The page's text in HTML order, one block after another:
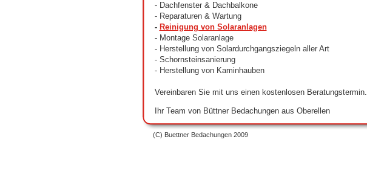
- Dachfenster & Dachbalkone
- Reparaturen & Wartung
- Reinigung von Solaranlagen
- Montage Solaranlage
- Herstellung von Solardurchgangsziegeln aller Art
- Schornsteinsanierung
- Herstellung von Kaminhauben
Vereinbaren Sie mit uns einen kostenlosen Beratungstermin.
Ihr Team von Büttner Bedachungen aus Oberellen
(C) Buettner Bedachungen 2009